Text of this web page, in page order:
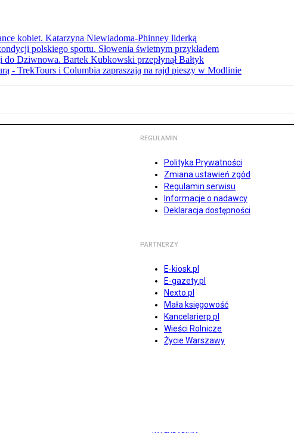
kobiet. Katarzyna Niewiadoma-Phinney liderką
polskiego sportu. Słowenia świetnym przykładem
Dziwnowa. Bartek Kubkowski przepłynął Bałtyk
- TrekTours i Columbia zapraszają na rajd pieszy w Modlinie
REGULAMIN
Polityka Prywatności
Zmiana ustawień zgód
Regulamin serwisu
Informacje o nadawcy
Deklaracja dostępności
PARTNERZY
E-kiosk.pl
E-gazety.pl
Nexto.pl
Mała księgowość
Kancelarierp.pl
Wieści Rolnicze
Życie Warszawy